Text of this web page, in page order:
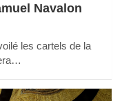
Navalon
les cartels de la